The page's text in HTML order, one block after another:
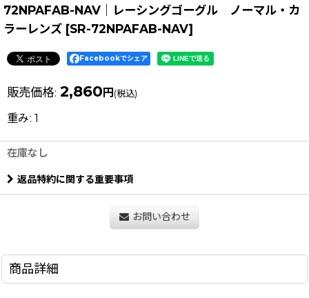
72NPAFAB-NAV｜レーシングゴーグル ノーマル・カ
ラーレンズ [SR-72NPAFAB-NAV]
Facebookでシェア
販売価格: 2,860 円 (税込)
重み: 1
在庫なし
返品特約に関する重要事項
お問い合わせ
商品詳細